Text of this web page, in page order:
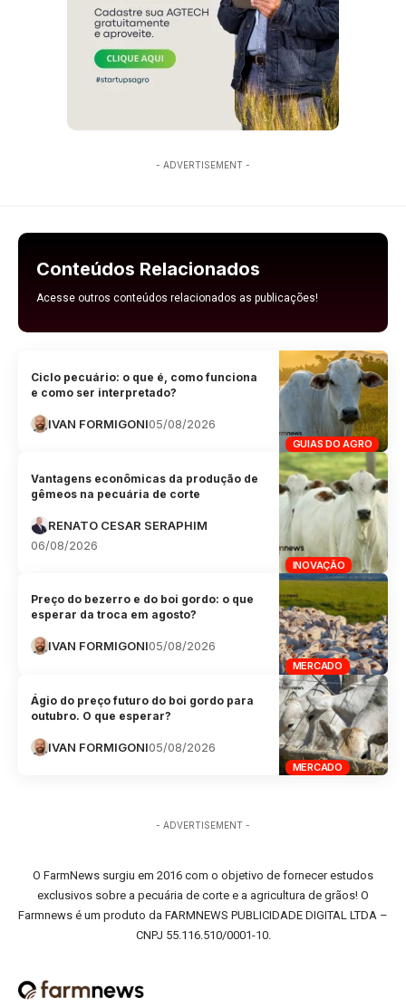
- ADVERTISEMENT -
Conteúdos Relacionados
Acesse outros conteúdos relacionados as publicações!
GUIAS DO AGRO
Ciclo pecuário: o que é, como funciona
e como ser interpretado?
IVAN FORMIGONI05/08/2026
INOVAÇÃO
Vantagens econômicas da produção de
gêmeos na pecuária de corte
RENATO CESAR SERAPHIM
06/08/2026
MERCADO
Preço do bezerro e do boi gordo: o que
esperar da troca em agosto?
IVAN FORMIGONI05/08/2026
MERCADO
Ágio do preço futuro do boi gordo para
outubro. O que esperar?
IVAN FORMIGONI05/08/2026
- ADVERTISEMENT -
O FarmNews surgiu em 2016 com o objetivo de fornecer estudos
exclusivos sobre a pecuária de corte e a agricultura de grãos! O
Farmnews é um produto da FARMNEWS PUBLICIDADE DIGITAL LTDA –
CNPJ 55.116.510/0001-10.